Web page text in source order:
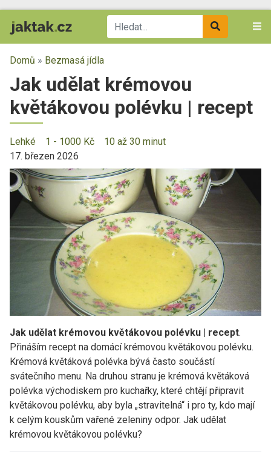
Domů » Bezmasá jídla
Jak udělat krémovou
květákovou polévku | recept
Lehké 1 - 1000 Kč
10 až 30 minut
17. březen 2026
Jak udělat krémovou květákovou polévku | recept.
Přináším recept na domácí krémovou květákovou polévku.
Krémová květáková polévka bývá často součástí
svátečního menu. Na druhou stranu je krémová květáková
polévka východiskem pro kuchařky, které chtějí připravit
květákovou polévku, aby byla „stravitelná“ i pro ty, kdo mají
k celým kouskům vařené zeleniny odpor. Jak udělat
krémovou květákovou polévku?